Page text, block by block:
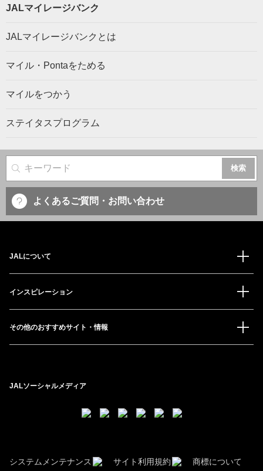
JALマイレージバンク
JALマイレージバンクとは
マイル・Pontaをためる
マイルをつかう
ステイタスプログラム
サイト内検索
よくあるご質問・お問い合わせ
JALについて
インスピレーション
その他のおすすめサイト・情報
JALソーシャルメディア
システムメンテナンス サイト利用規約 商標について